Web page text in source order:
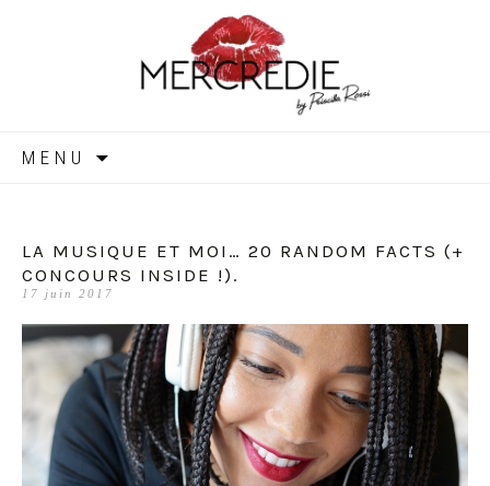
MERCREDIE
MENU
LA MUSIQUE ET MOI… 20 RANDOM FACTS (+
CONCOURS INSIDE !).
17 juin 2017